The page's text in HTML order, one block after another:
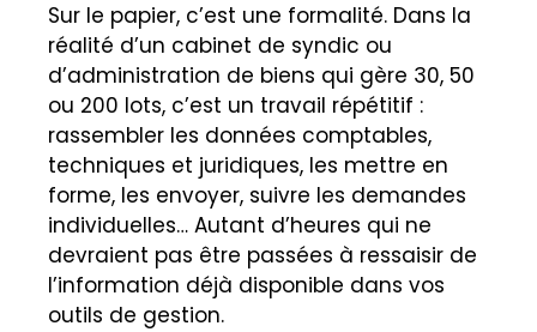
Sur le papier, c’est une formalité. Dans la
réalité d’un cabinet de syndic ou
d’administration de biens qui gère 30, 50
ou 200 lots, c’est un travail répétitif :
rassembler les données comptables,
techniques et juridiques, les mettre en
forme, les envoyer, suivre les demandes
individuelles… Autant d’heures qui ne
devraient pas être passées à ressaisir de
l’information déjà disponible dans vos
outils de gestion.